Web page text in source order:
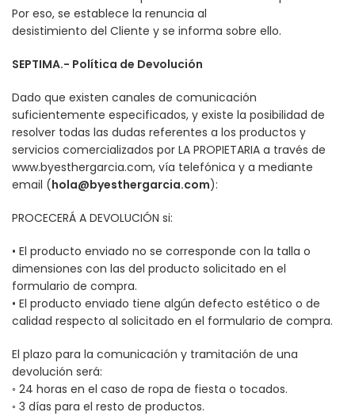
Por eso, se establece la renuncia al
desistimiento del Cliente y se informa sobre ello.
SEPTIMA.- Política de Devolución
Dado que existen canales de comunicación
suficientemente especificados, y existe la posibilidad de
resolver todas las dudas referentes a los productos y
servicios comercializados por LA PROPIETARIA a través de
www.byesthergarcia.com, vía telefónica y a mediante
email (hola@byesthergarcia.com):
PROCECERÁ A DEVOLUCIÓN si:
• El producto enviado no se corresponde con la talla o
dimensiones con las del producto solicitado en el
formulario de compra.
• El producto enviado tiene algún defecto estético o de
calidad respecto al solicitado en el formulario de compra.
El plazo para la comunicación y tramitación de una
devolución será:
◦ 24 horas en el caso de ropa de fiesta o tocados.
◦ 3 días para el resto de productos.